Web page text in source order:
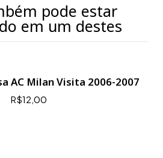
pode estar
em um destes
AC Milan Visita 2006-2007
R$12,00